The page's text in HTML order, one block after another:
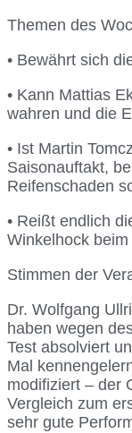
Themen des
• Bewährt sich
• Kann Mattias
wahren und die
• Ist Martin
Saisonauftakt,
Reifenschaden
• Reißt endlich
Winkelhock
Stimmen der
Dr. Wolfgang
haben wegen
Test absolviert
Mal
modifiziert – der
Vergleich zum
sehr gute